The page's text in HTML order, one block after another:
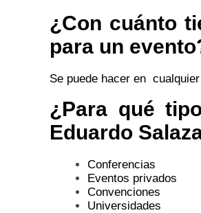
¿Con cuánto
para un
Se puede hacer en
¿Para qué
Eduardo
Conferencias
Eventos privados
Convenciones
Universidades